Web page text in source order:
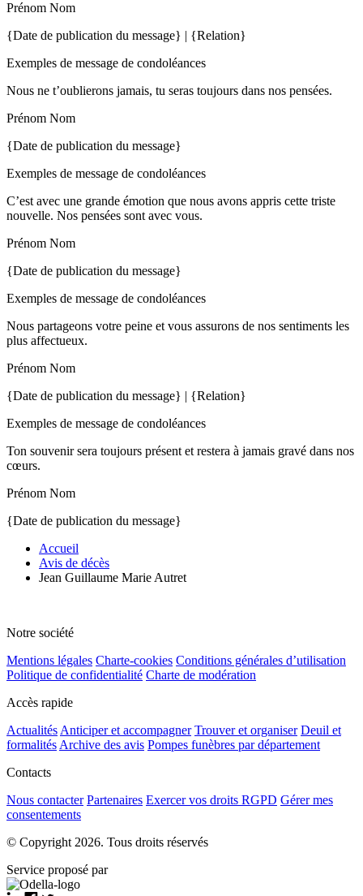
Prénom Nom
{Date de publication du message} | {Relation}
Exemples de message de condoléances
Nous ne t’oublierons jamais, tu seras toujours dans nos pensées.
Prénom Nom
{Date de publication du message}
Exemples de message de condoléances
C’est avec une grande émotion que nous avons appris cette triste
nouvelle. Nos pensées sont avec vous.
Prénom Nom
{Date de publication du message}
Exemples de message de condoléances
Nous partageons votre peine et vous assurons de nos sentiments les
plus affectueux.
Prénom Nom
{Date de publication du message} | {Relation}
Exemples de message de condoléances
Ton souvenir sera toujours présent et restera à jamais gravé dans nos
cœurs.
Prénom Nom
{Date de publication du message}
Accueil
Avis de décès
Jean Guillaume Marie Autret
Notre société
Mentions légales Charte-cookies Conditions générales d’utilisation
Politique de confidentialité Charte de modération
Accès rapide
Actualités Anticiper et accompagner Trouver et organiser Deuil et
formalités Archive des avis Pompes funèbres par département
Contacts
Nous contacter Partenaires Exercer vos droits RGPD Gérer mes
consentements
© Copyright 2026. Tous droits réservés
Service proposé par